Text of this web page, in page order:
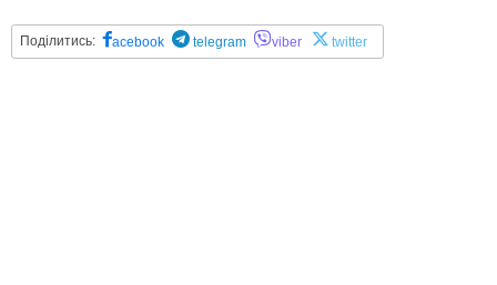
Поділитись: acebook telegram viber twitter